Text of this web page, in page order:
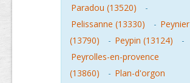
Paradou (13520)
-
Pelissanne (13330)
- Peynier
(13790)
- Peypin (13124)
-
Peyrolles-en-provence
(13860)
- Plan-d'orgon